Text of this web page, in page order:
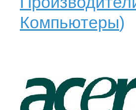
Компьютеры)